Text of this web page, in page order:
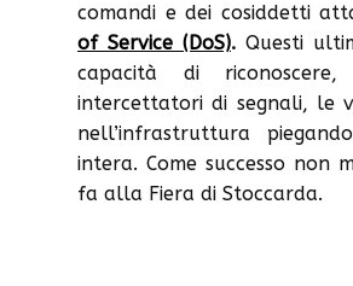
comandi e dei cosiddetti
of Service (DoS). Questi
capacità di riconoscere,
intercettatori di segnali, le
nell’infrastruttura
intera. Come successo non
fa alla Fiera di Stoccarda.